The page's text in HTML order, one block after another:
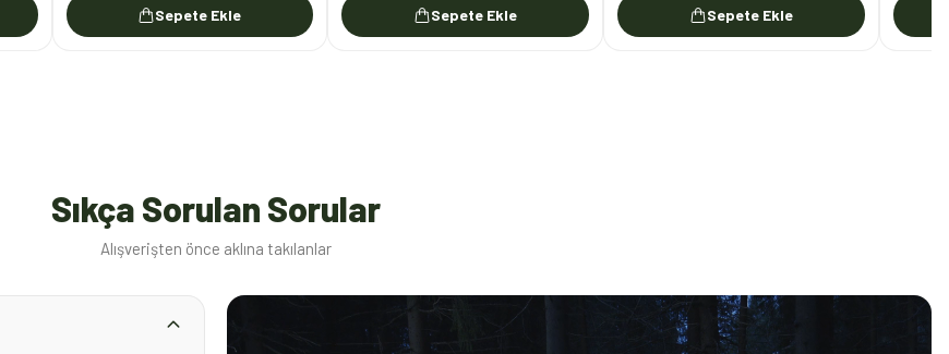
Sepete Ekle Sepete Ekle Sepete Ekle
Sıkça Sorulan Sorular
Alışverişten önce aklına takılanlar